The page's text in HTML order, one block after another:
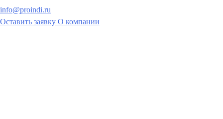
info@proindi.ru
Оставить заявку О компании